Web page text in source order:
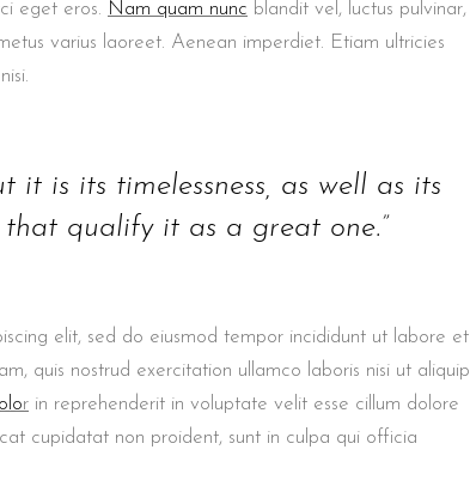
eget eros. Nam quam nunc blandit vel, luctus pulvinar,
varius laoreet. Aenean imperdiet. Etiam ultricies
it is its timelessness, as well as its
qualify it as a great one.”
elit, sed do eiusmod tempor incididunt ut labore et
quis nostrud exercitation ullamco laboris nisi ut aliquip
r in reprehenderit in voluptate velit esse cillum dolore
cupidatat non proident, sunt in culpa qui officia